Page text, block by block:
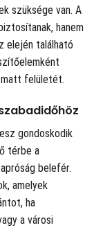
szüksége van. A
hanem
elején található
matt felületét.
gondoskodik
térbe a
belefér.
amelyek
ha
a városi